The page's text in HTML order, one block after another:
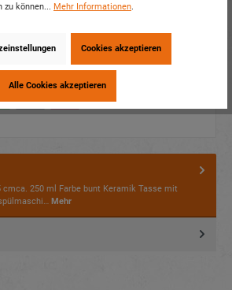
48
cmca. 250 ml Farbe bunt Keramik Tasse mit
Mehr
zu können... Mehr Informationen.
Cookies akzeptieren
Alle Cookies akzeptieren